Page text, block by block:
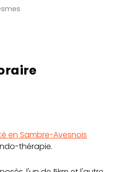
en Sambre-Avesnois
thérapie.